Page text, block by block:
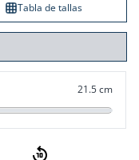
Tabla de tallas
21.5 cm